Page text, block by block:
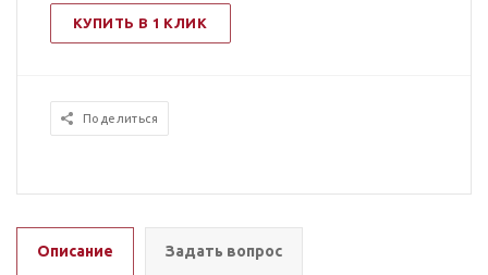
КУПИТЬ В 1 КЛИК
Поделиться
Описание Задать вопрос